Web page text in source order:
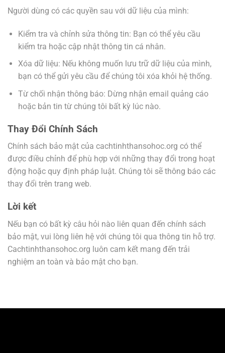
Người dùng có các quyền sau với dữ liệu của mình:
Kiểm tra và chỉnh sửa thông tin: Bạn có thể yêu cầu
kiểm tra hoặc cập nhật thông tin cá nhân.
Xóa dữ liệu: Nếu không muốn lưu trữ dữ liệu của mình,
bạn có thể gửi yêu cầu để chúng tôi xóa khỏi hệ thống.
Từ chối nhận thông báo: Dừng nhận email quảng cáo
hoặc bản tin từ chúng tôi bất kỳ lúc nào.
Thay Đổi Chính Sách
Chính sách bảo mật của cachtinhthansohoc.org có thể
được điều chỉnh để phù hợp với những thay đổi trong hoạt
động hoặc quy định pháp luật. Chúng tôi sẽ thông báo các
thay đổi trên trang web.
Lời kết
Nếu bạn có bất kỳ câu hỏi nào liên quan đến chính sách
bảo mật, vui lòng liên hệ với chúng tôi qua thông tin hỗ trợ.
Cachtinhthansohoc.org luôn cam kết mang đến trải
nghiệm an toàn và bảo mật cho bạn.